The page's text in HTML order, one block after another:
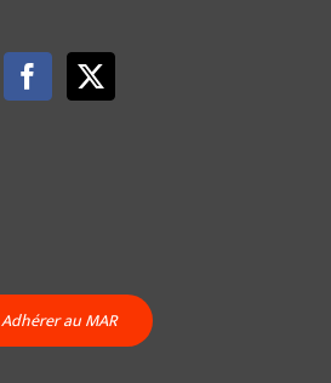
Adhérer au MAR